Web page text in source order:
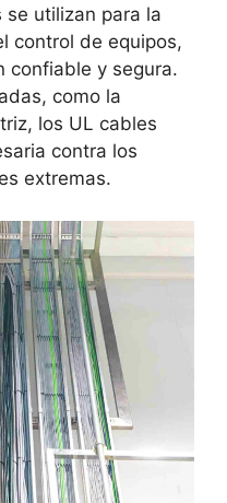
utilizan para la
control de equipos,
confiable y segura.
como la
los UL cables
contra los
extremas.